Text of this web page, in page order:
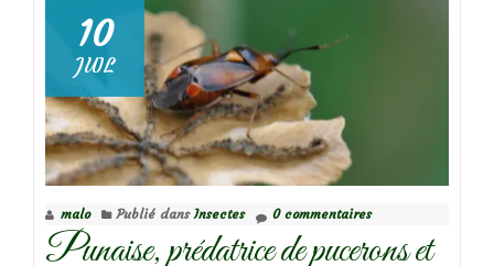
juin
2026
jardin
10
JUIL
malo Publié dans Insectes 0 commentaires
Punaise, prédatrice de pucerons et